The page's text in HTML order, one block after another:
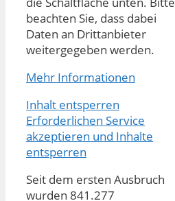
beachten Sie, dass dabei
Daten an Drittanbieter
weitergegeben werden.
Mehr Informationen
Inhalt entsperren
Erforderlichen Service
akzeptieren und Inhalte
entsperren
Seit dem ersten Ausbruch
wurden 841.277